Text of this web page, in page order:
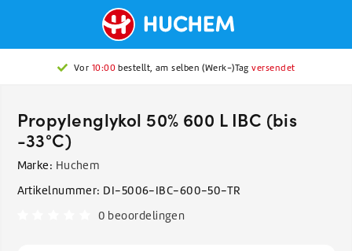
Vor 10:00bestellt, am selben (Werk-)Tagversendet
Propylenglykol 50% 600 L IBC (bis
-33°C)
Marke: Huchem
Artikelnummer: DI-5006-IBC-600-50-TR
0 beoordelingen